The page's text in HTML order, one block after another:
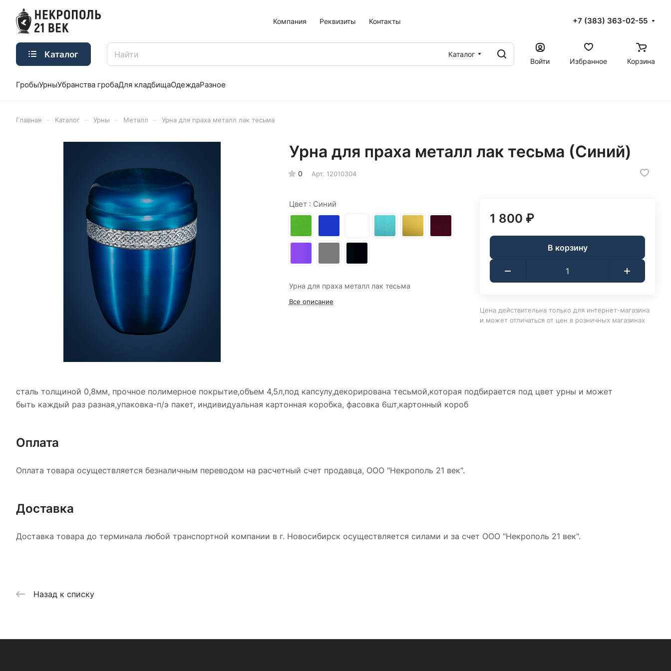
Компания Реквизиты Контакты +7 (383) 363-02-55
Каталог
Каталог
Войти
Избранное Корзина
ГробыУрныУбранства гробаДля кладбищаОдеждаРазное
Главная Каталог Урны Металл Урна для праха металл лак тесьма
Урна для праха металл лак тесьма (Синий)
0 Арт. 12010304
Цвет : Синий
Урна для праха металл лак тесьма
Все описание
1 800 ₽
В корзину
Цена действительна только для интернет-магазина
и может отличаться от цен в розничных магазинах
сталь толщиной 0,8мм, прочное полимерное покрытие,объем 4,5л,под капсулу,декорирована тесьмой,которая подбирается под цвет урны и может
быть каждый раз разная,упаковка-п/э пакет, индивидуальная картонная коробка, фасовка 6шт,картонный короб
Оплата
Оплата товара осуществляется безналичным переводом на расчетный счет продавца, ООО "Некрополь 21 век".
Доставка
Доставка товара до терминала любой транспортной компании в г. Новосибирск осуществляется силами и за счет ООО "Некрополь 21 век".
Назад к списку